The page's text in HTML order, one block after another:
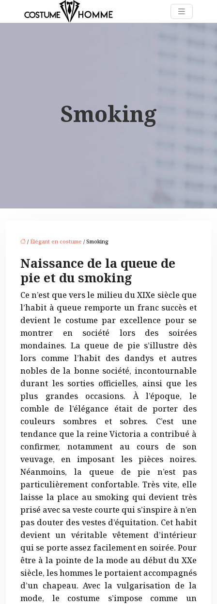
Smoking
/ Élégant en costume / Smoking
Naissance de la queue de
pie et du smoking
Ce n’est que vers le milieu du XIXe siècle que
l’habit à queue remporte un franc succès et
devient le costume par excellence pour se
montrer en société lors des soirées
mondaines. La queue de pie s’illustre dès
lors comme l’habit des dandys et autres
nobles de la bonne société, incontournable
durant les sorties officielles, ainsi que les
plus grandes occasions. À l’époque, le
comble de l’élégance était de porter des
couleurs sombres et sobres. C’est une
tendance que la reine Victoria a contribué à
confirmer, notamment au cours de son
veuvage, en imposant les pièces noires.
Néanmoins, la queue de pie n’est pas
particulièrement confortable. Très vite, elle
laisse la place au smoking qui devient très
prisé avec sa veste courte qui s’inspire à n’en
pas douter des vestes d’équitation. Cet habit
devient un véritable vêtement d’intérieur
qui se porte assez facilement en soirée. Pour
être à la pointe de la mode au début du XXe
siècle, les hommes le portaient accompagnés
d’un chapeau. Avec la vulgarisation de la
mode, le costume s’impose comme un